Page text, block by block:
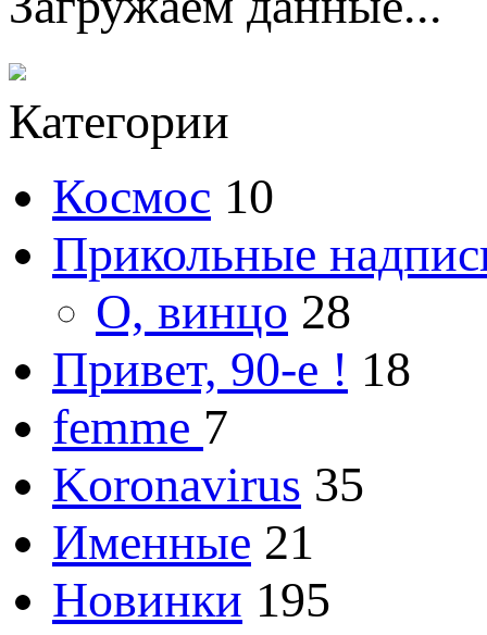
Категории
Космос 10
Прикольные
О, винцо 28
Привет, 90-е ! 18
femme 7
Koronavirus 35
Именные 21
Новинки 195